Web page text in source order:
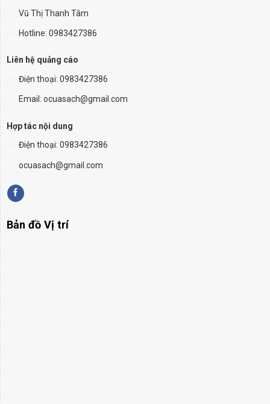
Vũ Thị Thanh Tâm
Hotline: 0983427386
Liên hệ quảng cáo
Điện thoại: 0983427386
Email: ocuasach@gmail.com
Hợp tác nội dung
Điện thoại: 0983427386
ocuasach@gmail.com
Bản đồ Vị trí